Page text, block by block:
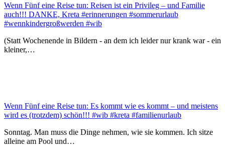
Wenn Fünf eine Reise tun: Reisen ist ein Privileg – und Familie
auch!!! DANKE, Kreta #erinnerungen #sommerurlaub
#wennkindergroßwerden #wib
(Statt Wochenende in Bildern - an dem ich leider nur krank war - ein
kleiner,…
Wenn Fünf eine Reise tun: Es kommt wie es kommt – und meistens
wird es (trotzdem) schön!!! #wib #kreta #familienurlaub
Sonntag. Man muss die Dinge nehmen, wie sie kommen. Ich sitze
alleine am Pool und…